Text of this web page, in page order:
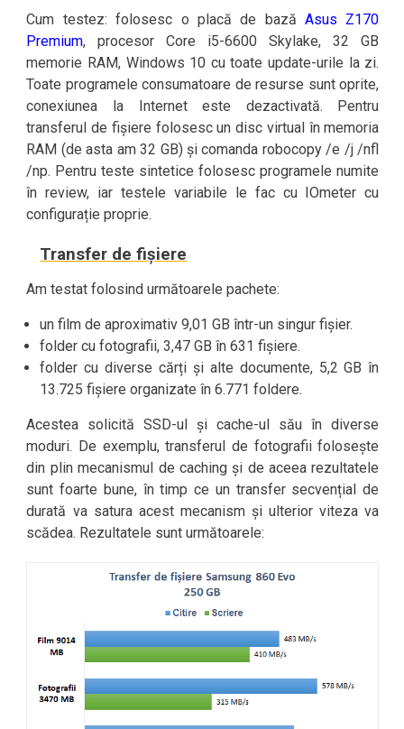
Cum testez: folosesc o placă de bază Asus Z170
Premium, procesor Core i5-6600 Skylake, 32 GB
memorie RAM, Windows 10 cu toate update-urile la zi.
Toate programele consumatoare de resurse sunt oprite,
conexiunea la Internet este dezactivată. Pentru
transferul de fișiere folosesc un disc virtual în memoria
RAM (de asta am 32 GB) și comanda robocopy /e /j /nfl
/np. Pentru teste sintetice folosesc programele numite
în review, iar testele variabile le fac cu IOmeter cu
configurație proprie.
Transfer de fișiere
Am testat folosind următoarele pachete:
un film de aproximativ 9,01 GB într-un singur fișier.
folder cu fotografii, 3,47 GB în 631 fișiere.
folder cu diverse cărți și alte documente, 5,2 GB în
13.725 fișiere organizate în 6.771 foldere.
Acestea solicită SSD-ul și cache-ul său în diverse
moduri. De exemplu, transferul de fotografii folosește
din plin mecanismul de caching și de aceea rezultatele
sunt foarte bune, în timp ce un transfer secvențial de
durată va satura acest mecanism și ulterior viteza va
scădea. Rezultatele sunt următoarele: